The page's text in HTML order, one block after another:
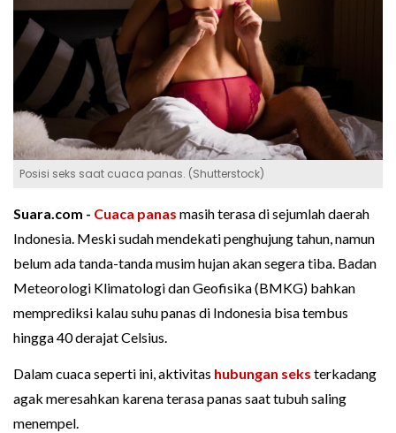
Posisi seks saat cuaca panas. (Shutterstock)
Suara.com - Cuaca panas masih terasa di sejumlah daerah
Indonesia. Meski sudah mendekati penghujung tahun, namun
belum ada tanda-tanda musim hujan akan segera tiba. Badan
Meteorologi Klimatologi dan Geofisika (BMKG) bahkan
memprediksi kalau suhu panas di Indonesia bisa tembus
hingga 40 derajat Celsius.
Dalam cuaca seperti ini, aktivitas hubungan seks terkadang
agak meresahkan karena terasa panas saat tubuh saling
menempel.